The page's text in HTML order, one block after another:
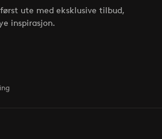
ute med eksklusive tilbud,
inspirasjon.